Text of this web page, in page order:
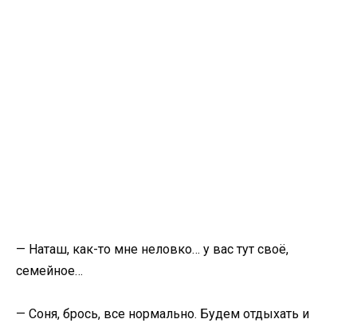
— Наташ, как-то мне неловко… у вас тут своё,
семейное…
— Соня, брось, все нормально. Будем отдыхать и